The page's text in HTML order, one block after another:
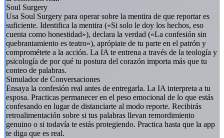
Soul Surgery
Usa Soul Surgery para operar sobre la mentira de que reportar es
suficiente. Identifica la mentira («Si solo le doy los hechos, eso
cuenta como honestidad»), declara la verdad («La confesión sin
quebrantamiento es teatro»), aprópiate de tu parte en el patrón y
comprométete a la acción. La IA te entrena a través de la teología y
psicología de por qué tu postura del corazón importa más que tu
conteo de palabras.
Simulador de Conversaciones
Ensaya la confesión real antes de entregarla. La IA interpreta a tu
esposa. Practicas permanecer en el peso emocional de lo que estás
confesando en lugar de distanciarte al modo reporte. Recibirás
retroalimentación sobre si tus palabras llevan remordimiento
genuino o si todavía te estás protegiendo. Practica hasta que la app
te diga que es real.